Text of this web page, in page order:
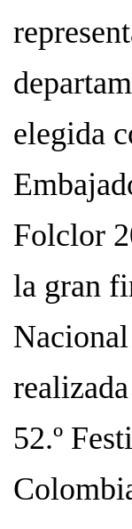
elegida
Folclor
la gran
52.º